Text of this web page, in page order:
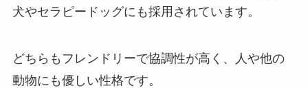
犬やセラピードッグにも採用されています。
どちらもフレンドリーで協調性が高く、人や他の
動物にも優しい性格です。